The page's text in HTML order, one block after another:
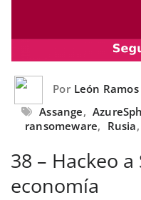
Por León Ramos
Assange,
ransomeware, Rusia,
38 – Hackeo
economía